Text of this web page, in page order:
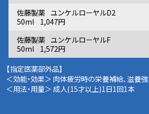
佐藤製薬 ユンケルローヤルD2
50ml
1,047円
佐藤製薬 ユンケルローヤルF
50ml
1,572円
【指定医薬部外品】
＜効能・効果＞ 肉体疲労時の栄養補給、滋養
＜用法・用量＞ 成人(15才以上)1日1回1本